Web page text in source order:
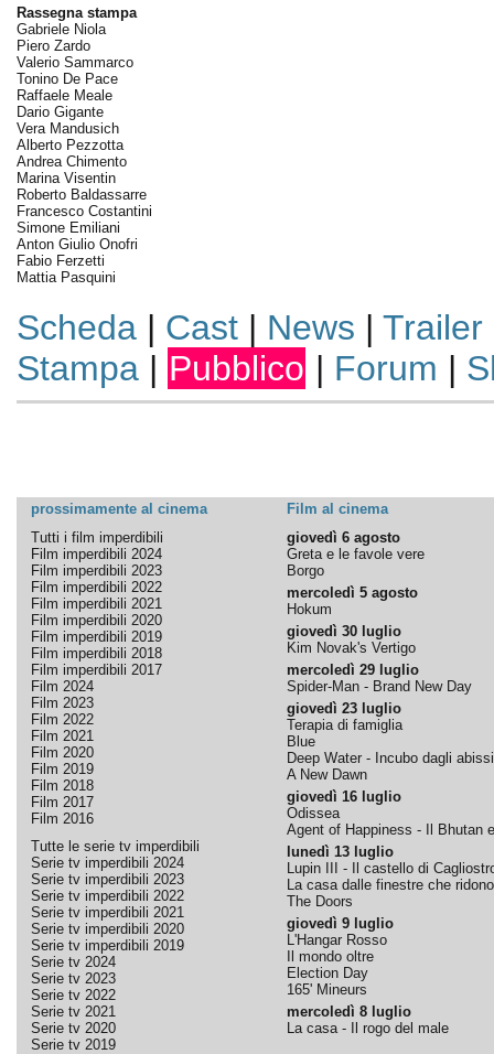
Rassegna stampa
Gabriele Niola
Piero Zardo
Valerio Sammarco
Tonino De Pace
Raffaele Meale
Dario Gigante
Vera Mandusich
Alberto Pezzotta
Andrea Chimento
Marina Visentin
Roberto Baldassarre
Francesco Costantini
Simone Emiliani
Anton Giulio Onofri
Fabio Ferzetti
Mattia Pasquini
Scheda| Cast| News | Trailer
Stampa| Pubblico | Forum |
prossimamente al cinema
Film al cinema
Tutti i film imperdibili
Film imperdibili 2024
Film imperdibili 2023
Film imperdibili 2022
Film imperdibili 2021
Film imperdibili 2020
Film imperdibili 2019
Film imperdibili 2018
Film imperdibili 2017
Film 2024
Film 2023
Film 2022
Film 2021
Film 2020
Film 2019
Film 2018
Film 2017
Film 2016
Tutte le serie tv imperdibili
Serie tv imperdibili 2024
Serie tv imperdibili 2023
Serie tv imperdibili 2022
Serie tv imperdibili 2021
Serie tv imperdibili 2020
Serie tv imperdibili 2019
Serie tv 2024
Serie tv 2023
Serie tv 2022
Serie tv 2021
Serie tv 2020
Serie tv 2019
giovedì 6 agosto
Greta e le favole vere
Borgo
mercoledì 5 agosto
Hokum
giovedì 30 luglio
Kim Novak's Vertigo
mercoledì 29 luglio
Spider-Man - Brand New Day
giovedì 23 luglio
Terapia di famiglia
Blue
Deep Water - Incubo dagli abissi
A New Dawn
giovedì 16 luglio
Odissea
Agent of Happiness - Il Bhutan
lunedì 13 luglio
Lupin III - Il castello di
La casa dalle finestre che ridono
The Doors
giovedì 9 luglio
L'Hangar Rosso
Il mondo oltre
Election Day
165' Mineurs
mercoledì 8 luglio
La casa - Il rogo del male